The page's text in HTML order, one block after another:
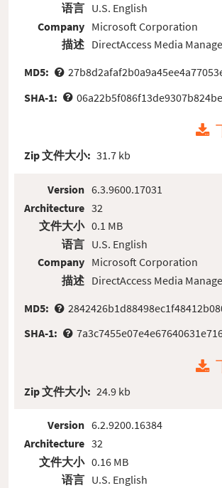
语言
Company
描述
U.S. English
Microsoft Corporation
DirectAccess Media
MD5:
SHA-1:
Zip 文件大小: 31.7 kb
Version
Architecture
文件大小
语言
Company
描述
6.3.9600.17031
32
0.1 MB
U.S. English
Microsoft Corporation
DirectAccess Media
MD5:
SHA-1:
Zip 文件大小: 24.9 kb
Version
Architecture
文件大小
语言
6.2.9200.16384
32
0.16 MB
U.S. English